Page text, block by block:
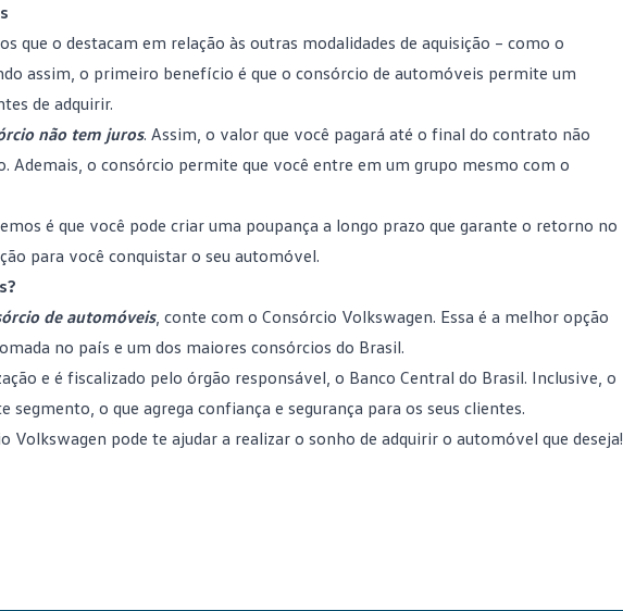
que o destacam em relação às outras modalidades de aquisição – como o
assim, o primeiro benefício é que o consórcio de automóveis permite um
de adquirir.
não tem juros. Assim, o valor que você pagará até o final do contrato não
Ademais, o consórcio permite que você entre em um grupo mesmo com o
é que você pode criar uma poupança a longo prazo que garante o retorno no
para você conquistar o seu automóvel.
de automóveis, conte com o Consórcio Volkswagen. Essa é a melhor opção
no país e um dos maiores consórcios do Brasil.
e é fiscalizado pelo órgão responsável, o Banco Central do Brasil. Inclusive, o
o que agrega confiança e segurança para os seus clientes.
Volkswagen pode te ajudar a realizar o sonho de adquirir o automóvel que deseja!